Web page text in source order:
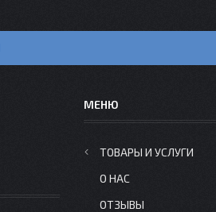
ТОВАРЫ И УСЛУГИ
О НАС
ОТЗЫВЫ